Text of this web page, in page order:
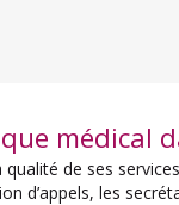
médical
de ses
d’appels, les